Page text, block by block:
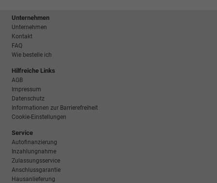
Unternehmen
Unternehmen
Kontakt
FAQ
Wie bestelle ich
Hilfreiche Links
AGB
Impressum
Datenschutz
Informationen zur Barrierefreiheit
Cookie-Einstellungen
Service
Autofinanzierung
Inzahlungnahme
Zulassungsservice
Anschlussgarantie
Hausanlieferung